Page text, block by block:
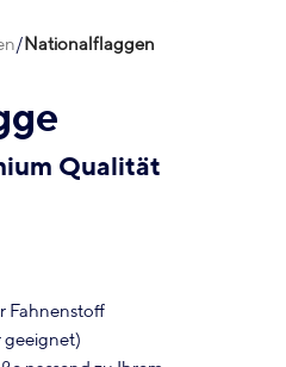
Nationalflaggen
Qualität
Fahnenstoff